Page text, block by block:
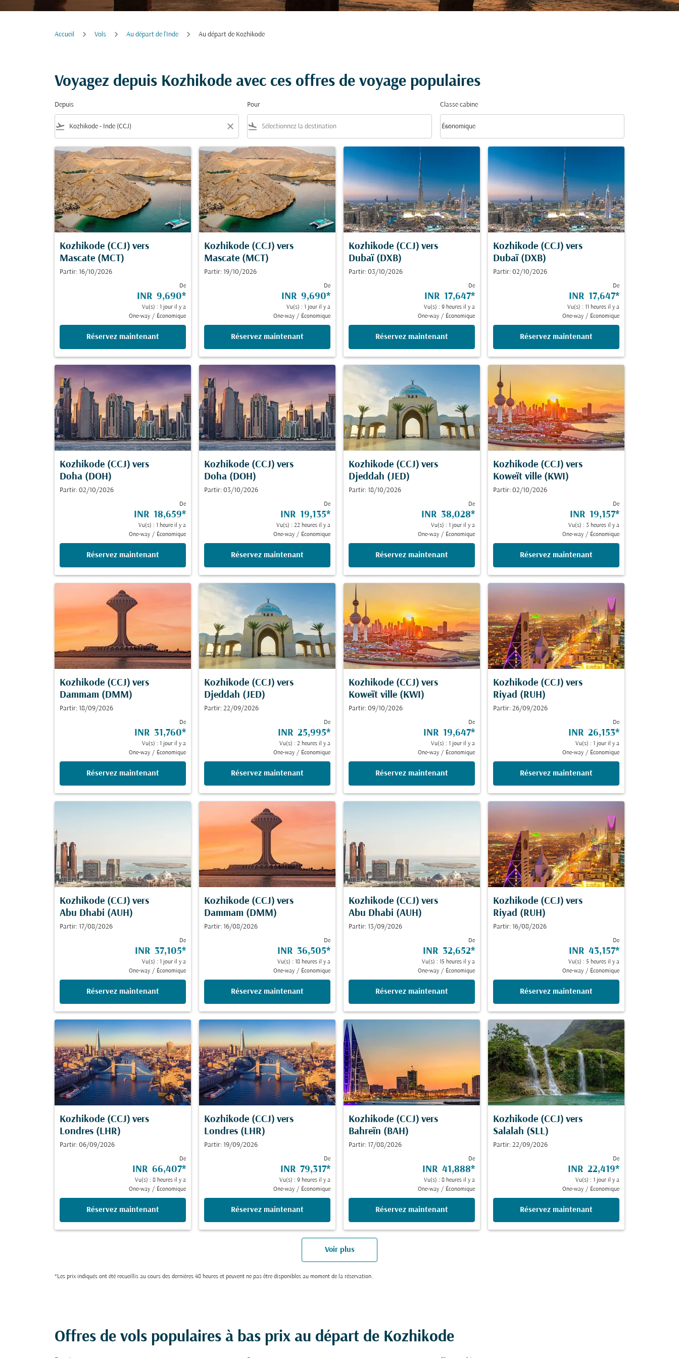
Accueil Vols Au départ de l'Inde Au départ de Kozhikode
Voyagez depuis Kozhikode avec ces offres de voyage populaires
Depuis
flight_takeoff close
Pour
flight_land
Classe cabine
Classe cabine option Économique Selected
Économique
keyboard_arrow_down
Kozhikode (CCJ) vers
Mascate (MCT)
Partir: 16/10/2026
De
INR 9,690*
Vu(s) : 1 jour il y a
One-way / Économique
Réservez maintenant
Kozhikode (CCJ) vers
Mascate (MCT)
Partir: 19/10/2026
De
INR 9,690*
Vu(s) : 1 jour il y a
One-way / Économique
Réservez maintenant
Kozhikode (CCJ) vers
Dubaï (DXB)
Partir: 03/10/2026
De
INR 17,647*
Vu(s) : 9 heures il y a
One-way / Économique
Réservez maintenant
Kozhikode (CCJ) vers
Dubaï (DXB)
Partir: 02/10/2026
De
INR 17,647*
Vu(s) : 11 heures il y a
One-way / Économique
Réservez maintenant
Kozhikode (CCJ) vers
Doha (DOH)
Partir: 02/10/2026
De
INR 18,659*
Vu(s) : 1 heure il y a
One-way / Économique
Réservez maintenant
Kozhikode (CCJ) vers
Doha (DOH)
Partir: 03/10/2026
De
INR 19,135*
Vu(s) : 22 heures il y a
One-way / Économique
Réservez maintenant
Kozhikode (CCJ) vers
Djeddah (JED)
Partir: 18/10/2026
De
INR 38,028*
Vu(s) : 1 jour il y a
One-way / Économique
Réservez maintenant
Kozhikode (CCJ) vers
Koweït ville (KWI)
Partir: 02/10/2026
De
INR 19,157*
Vu(s) : 3 heures il y a
One-way / Économique
Réservez maintenant
Kozhikode (CCJ) vers
Dammam (DMM)
Partir: 18/09/2026
De
INR 31,760*
Vu(s) : 1 jour il y a
One-way / Économique
Réservez maintenant
Kozhikode (CCJ) vers
Djeddah (JED)
Partir: 22/09/2026
De
INR 25,995*
Vu(s) : 2 heures il y a
One-way / Économique
Réservez maintenant
Kozhikode (CCJ) vers
Koweït ville (KWI)
Partir: 09/10/2026
De
INR 19,647*
Vu(s) : 1 jour il y a
One-way / Économique
Réservez maintenant
Kozhikode (CCJ) vers
Riyad (RUH)
Partir: 26/09/2026
De
INR 26,153*
Vu(s) : 1 jour il y a
One-way / Économique
Réservez maintenant
Kozhikode (CCJ) vers
Abu Dhabi (AUH)
Partir: 17/08/2026
De
INR 37,105*
Vu(s) : 1 jour il y a
One-way / Économique
Réservez maintenant
Kozhikode (CCJ) vers
Dammam (DMM)
Partir: 16/08/2026
De
INR 36,505*
Vu(s) : 18 heures il y a
One-way / Économique
Réservez maintenant
Kozhikode (CCJ) vers
Abu Dhabi (AUH)
Partir: 13/09/2026
De
INR 32,652*
Vu(s) : 15 heures il y a
One-way / Économique
Réservez maintenant
Kozhikode (CCJ) vers
Riyad (RUH)
Partir: 16/08/2026
De
INR 43,157*
Vu(s) : 5 heures il y a
One-way / Économique
Réservez maintenant
Kozhikode (CCJ) vers
Londres (LHR)
Partir: 06/09/2026
De
INR 66,407*
Vu(s) : 8 heures il y a
One-way / Économique
Réservez maintenant
Kozhikode (CCJ) vers
Londres (LHR)
Partir: 19/09/2026
De
INR 79,317*
Vu(s) : 9 heures il y a
One-way / Économique
Réservez maintenant
Kozhikode (CCJ) vers
Bahreïn (BAH)
Partir: 17/08/2026
De
INR 41,888*
Vu(s) : 8 heures il y a
One-way / Économique
Réservez maintenant
Kozhikode (CCJ) vers
Salalah (SLL)
Partir: 22/09/2026
De
INR 22,419*
Vu(s) : 1 jour il y a
One-way / Économique
Réservez maintenant
Voir plus
*Les prix indiqués ont été recueillis au cours des dernières 48 heures et peuvent ne pas être disponibles au moment de la réservation.
Offres de vols populaires à bas prix au départ de Kozhikode